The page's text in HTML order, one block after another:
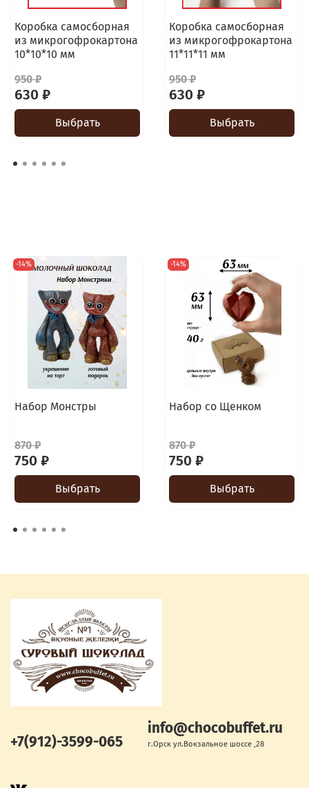
Коробка самосборная
из микрогофрокартона
10*10*10 мм
950 ₽
630 ₽
Выбрать
Коробка самосборная
из микрогофрокартона
11*11*11 мм
950 ₽
630 ₽
Выбрать
-14%
Набор Монстры
870 ₽
750 ₽
Выбрать
-14%
Набор со Щенком
870 ₽
750 ₽
Выбрать
+7(912)-3599-065
info@chocobuffet.ru
г.Орск ул.Вокзальное шоссе ,28